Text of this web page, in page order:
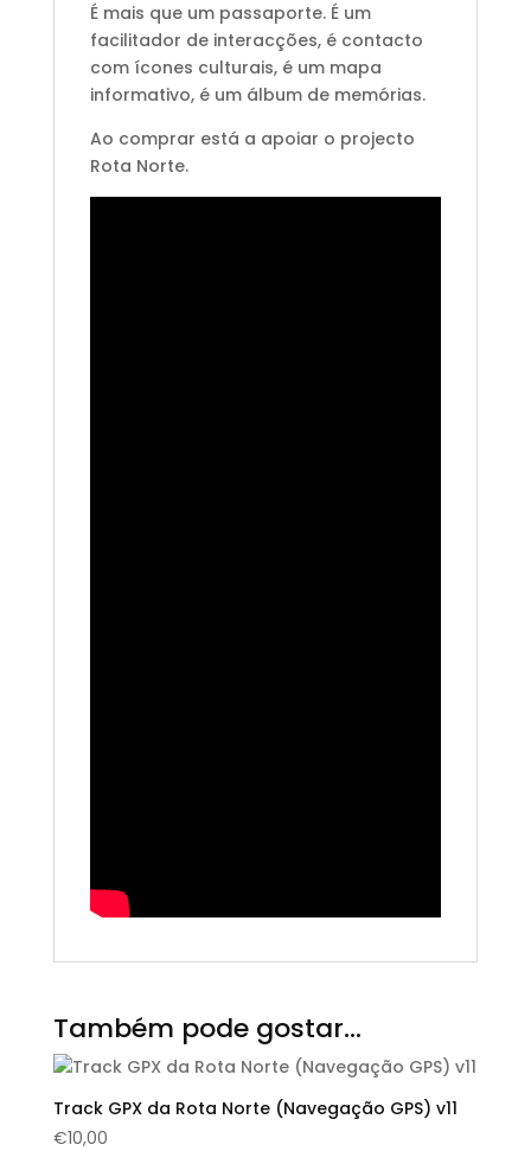
É mais que um passaporte. É um
facilitador de interacções, é contacto
com ícones culturais, é um mapa
informativo, é um álbum de memórias.
Ao comprar está a apoiar o projecto
Rota Norte.
Também pode gostar…
Track GPX da Rota Norte (Navegação GPS) v11
€10,00